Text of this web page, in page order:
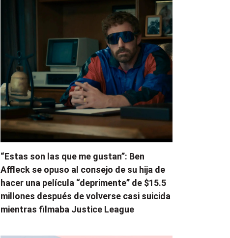
“Estas son las que me gustan”: Ben
Affleck se opuso al consejo de su hija de
hacer una película “deprimente” de $15.5
millones después de volverse casi suicida
mientras filmaba Justice League